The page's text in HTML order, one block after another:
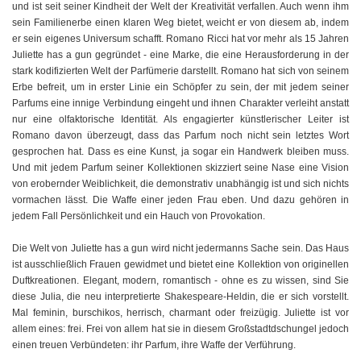
und ist seit seiner Kindheit der Welt der Kreativität verfallen. Auch wenn ihm
sein Familienerbe einen klaren Weg bietet, weicht er von diesem ab, indem
er sein eigenes Universum schafft. Romano Ricci hat vor mehr als 15 Jahren
Juliette has a gun gegründet - eine Marke, die eine Herausforderung in der
stark kodifizierten Welt der Parfümerie darstellt. Romano hat sich von seinem
Erbe befreit, um in erster Linie ein Schöpfer zu sein, der mit jedem seiner
Parfums eine innige Verbindung eingeht und ihnen Charakter verleiht anstatt
nur eine olfaktorische Identität. Als engagierter künstlerischer Leiter ist
Romano davon überzeugt, dass das Parfum noch nicht sein letztes Wort
gesprochen hat. Dass es eine Kunst, ja sogar ein Handwerk bleiben muss.
Und mit jedem Parfum seiner Kollektionen skizziert seine Nase eine Vision
von erobernder Weiblichkeit, die demonstrativ unabhängig ist und sich nichts
vormachen lässt. Die Waffe einer jeden Frau eben. Und dazu gehören in
jedem Fall Persönlichkeit und ein Hauch von Provokation.
Die Welt von Juliette has a gun wird nicht jedermanns Sache sein. Das Haus
ist ausschließlich Frauen gewidmet und bietet eine Kollektion von originellen
Duftkreationen. Elegant, modern, romantisch - ohne es zu wissen, sind Sie
diese Julia, die neu interpretierte Shakespeare-Heldin, die er sich vorstellt.
Mal feminin, burschikos, herrisch, charmant oder freizügig. Juliette ist vor
allem eines: frei. Frei von allem hat sie in diesem Großstadtdschungel jedoch
einen treuen Verbündeten: ihr Parfum, ihre Waffe der Verführung.